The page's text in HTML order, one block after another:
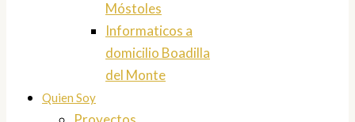
Móstoles
Informaticos a
domicilio Boadilla
del Monte
Quien Soy